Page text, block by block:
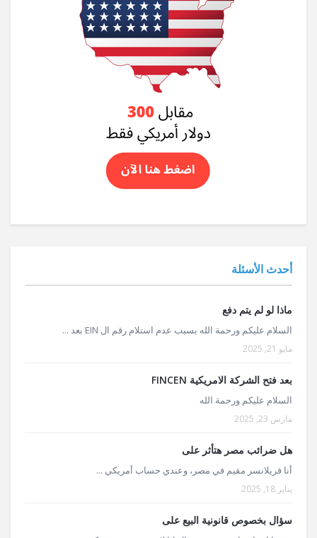
أحدث الأسئلة
ماذا لو لم يتم دفع
السلام عليكم ورحمة الله بسبب عدم استلام رقم ال EIN بعد ...
مايو 21, 2025
بعد فتح الشركة الامريكية FINCEN
السلام عليكم ورحمة الله
مارس 23, 2025
هل ضرائب مصر هتأثر على
أنا فريلانسر مقيم في مصر، وعندي حساب أمريكي ...
يناير 18, 2025
سؤال بخصوص قانونية البيع على